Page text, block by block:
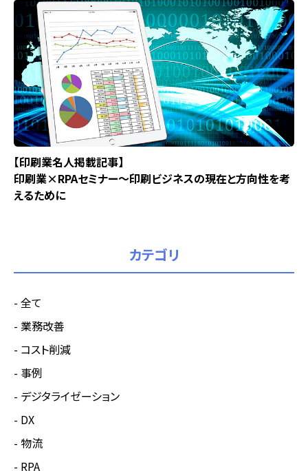
【印刷業名人掲載記事】
印刷業×RPAセミナー～印刷ビジネスの現在と方向性を考
えるために
カテゴリ
全て
業務改善
コスト削減
事例
デジタライゼーション
DX
物流
RPA